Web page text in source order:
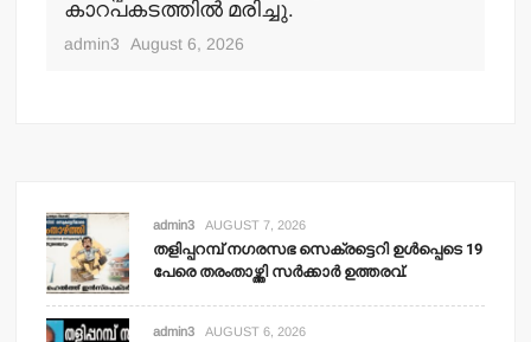
കാറപകടത്തില്‍ മരിച്ചു.
admin3 August 6, 2026
admin3 AUGUST 7, 2026
തളിപ്പറമ്പ് നഗരസഭ സെക്രട്ടെറി ഉള്‍പ്പെടെ 19
പേരെ തരംതാഴ്ത്തി സര്‍ക്കാര്‍ ഉത്തരവ്.
admin3 AUGUST 6, 2026